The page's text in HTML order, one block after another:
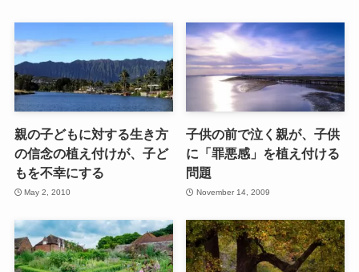
親の子どもに対する生き方
の信念の植え付けが、子ど
もを不幸にする
May 2, 2010
子供の前で泣く親が、子供
に「罪悪感」を植え付ける
問題
November 14, 2009